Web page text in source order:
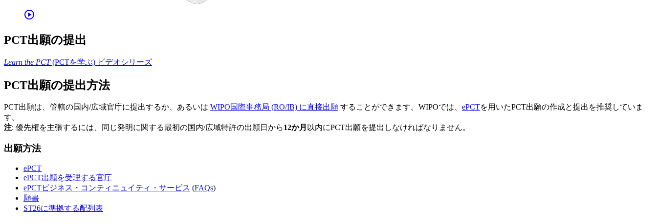
play_circle
PCT出願の提出
Learn the PCT(PCTを学ぶ) ビデオシリーズ
PCT出願の提出方法
PCT出願は、管轄の国内/広域官庁に提出するか、あるいは WIPO国際事務局 (RO/IB) に直接出願 することができます。WIPOでは、 ePCT​​​​​​​を用いたPCT出願の作成と提出を推奨していま
す。
注: 優先権を主張するには、同じ発明に関する最初の国内/広域特許の出願日から12か月 以内にPCT出願を提出しなければなりません。
出願方法
ePCT
ePCT出願を受理する官庁
ePCTビジネス・コンティニュイティ・サービス (FAQs)
願書
ST26に準拠する配列表